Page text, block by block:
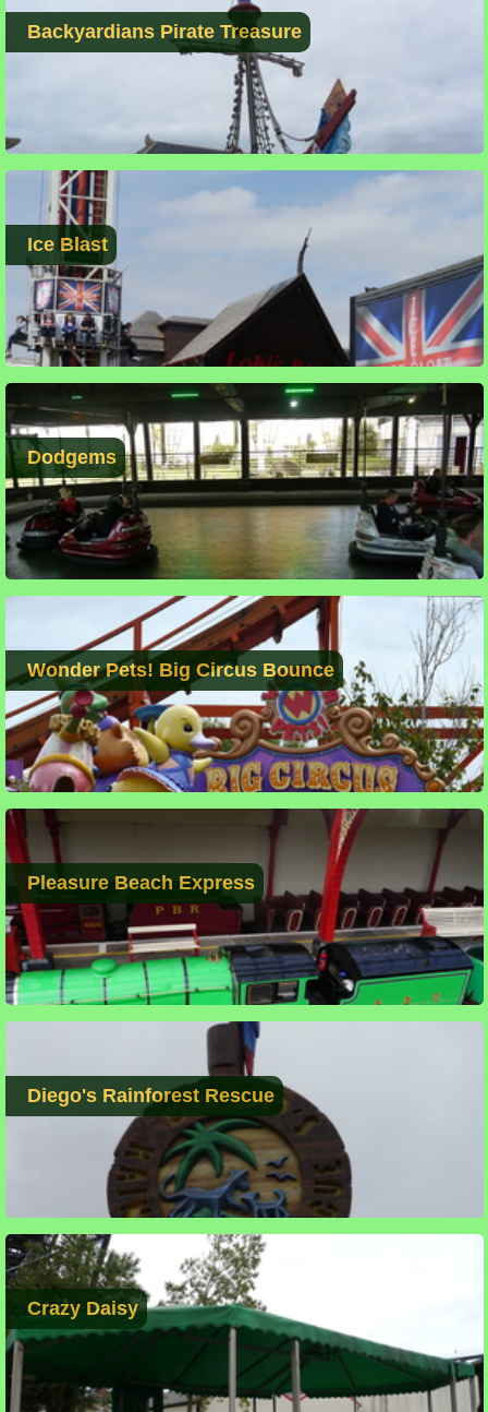
Backyardians Pirate Treasure
Ice Blast
Dodgems
Wonder Pets! Big Circus Bounce
Pleasure Beach Express
Diego's Rainforest Rescue
Crazy Daisy